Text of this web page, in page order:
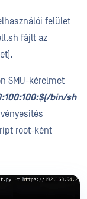
felület
fájlt az
SMU-kérelmet
bin/sh
root-ként